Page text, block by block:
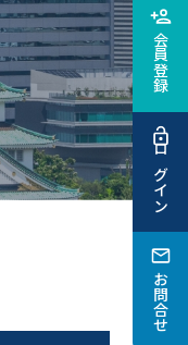
会員登録
ログイン
お問合せ